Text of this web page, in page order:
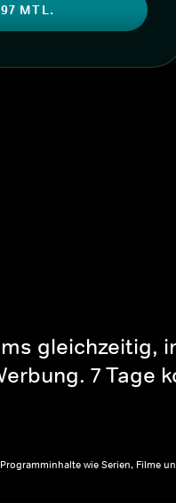
MTL.
gleichzeitig,
7 Tage
wie Serien, Filme